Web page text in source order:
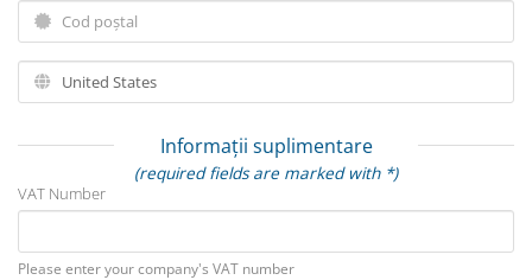
Informații suplimentare
(required fields are marked with *)
VAT Number
Please enter your company's VAT number